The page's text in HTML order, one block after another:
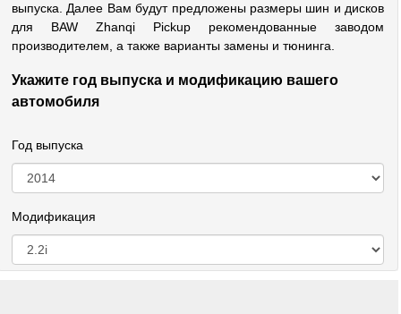
выпуска. Далее Вам будут предложены размеры шин и дисков
для BAW Zhanqi Pickup рекомендованные заводом
производителем, а также варианты замены и тюнинга.
Укажите год выпуска и модификацию вашего
автомобиля
Год выпуска
Модификация